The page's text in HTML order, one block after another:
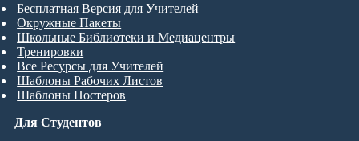
Для Студентов
Бесплатная Версия для Учителей
Окружные Пакеты
Школьные Библиотеки и Медиацентры
Тренировки
Все Ресурсы для Учителей
Шаблоны Рабочих Листов
Шаблоны Постеров